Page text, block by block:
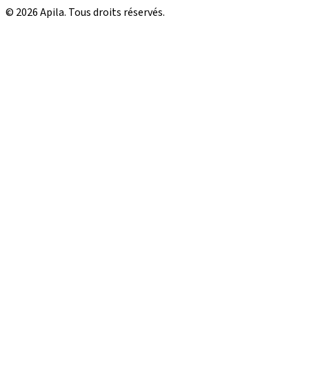
© 2026 Apila. Tous droits réservés.